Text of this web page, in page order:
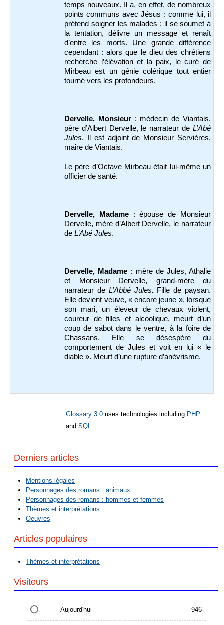
temps nouveaux. Il a, en effet, de nombreux
points communs avec Jésus : comme lui, il
prétend soigner les malades ; il se soumet à
la tentation, délivre un message et renaît
d’entre les morts. Une grande différence
cependant : alors que le dieu des chrétiens
recherche l’élévation et la paix, le curé de
Mirbeau est un génie colérique tout entier
tourné vers les profondeurs.
Dervelle, Monsieur : médecin de Viantais,
père d’Albert Dervelle, le narrateur de L’Abé
Jules. Il est adjoint de Monsieur Servières,
maire de Viantais.
Le père d’Octave Mirbeau était lui-même un
officier de santé.
Dervelle, Madame : épouse de Monsieur
Dervelle, mère d’Albert Dervelle, le narrateur
de L’Abé Jules.
Dervelle, Madame : mère de Jules, Athalie
et Monsieur Dervelle, grand-mère du
narrateur de L’Abbé Jules. Fille de paysan.
Elle devient veuve, « encore jeune », lorsque
son mari, un éleveur de chevaux violent,
coureur de filles et alcoolique, meurt d’un
coup de sabot dans le ventre, à la foire de
Chassans. Elle se désespère du
comportement de Jules et voit en lui « le
diable ». Meurt d’une rupture d’anévrisme.
Glossary 3.0 uses technologies including PHP
and SQL
Derniers articles
Mentions légales
Personnages des romans : animaux
Personnages des romans : hommes et femmes
Thèmes et interprétations
Oeuvres
Articles populaires
Thèmes et interprétations
Visiteurs
Aujourd'hui 946